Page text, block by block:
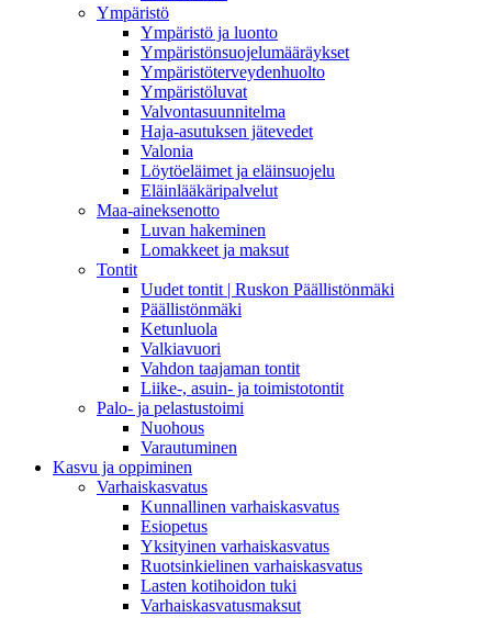
Ympäristö
Ympäristö ja luonto
Ympäristönsuojelumääräykset
Ympäristöterveydenhuolto
Ympäristöluvat
Valvontasuunnitelma
Haja-asutuksen jätevedet
Valonia
Löytöeläimet ja eläinsuojelu
Eläinlääkäripalvelut
Maa-aineksenotto
Luvan hakeminen
Lomakkeet ja maksut
Tontit
Uudet tontit | Ruskon Päällistönmäki
Päällistönmäki
Ketunluola
Valkiavuori
Vahdon taajaman tontit
Liike-, asuin- ja toimistotontit
Palo- ja pelastustoimi
Nuohous
Varautuminen
Kasvu ja oppiminen
Varhaiskasvatus
Kunnallinen varhaiskasvatus
Esiopetus
Yksityinen varhaiskasvatus
Ruotsinkielinen varhaiskasvatus
Lasten kotihoidon tuki
Varhaiskasvatusmaksut